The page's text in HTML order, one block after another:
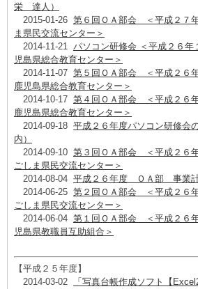
栄 達人）
2015-01-26 第６回ＯＡ部会 ＜平成２７
ま県民交流センター＞
2014-11-21 パソコン研修会 ＜平成２６
児島県総合教育センター＞
2014-11-07 第５回ＯＡ部会 ＜平成２６
鹿児島県総合教育センター＞
2014-10-17 第４回ＯＡ部会 ＜平成２６
鹿児島県総合教育センター＞
2014-09-18 平成２６年度パソコン研修会
内）
2014-09-10 第３回ＯＡ部会 ＜平成２６
ごしま県民交流センター＞
2014-08-04 平成２６年度 ＯＡ部 事業
2014-06-25 第２回ＯＡ部会 ＜平成２６
ごしま県民交流センター＞
2014-06-04 第１回ＯＡ部会 ＜平成２６
児島県教職員互助組合＞
【平成２５年度】
2014-03-02
「写真台帳作成ソフト【